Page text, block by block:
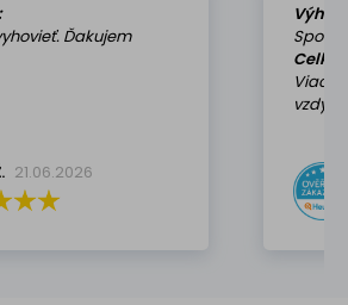
Ďakujem
21.06.2026
vzdy k